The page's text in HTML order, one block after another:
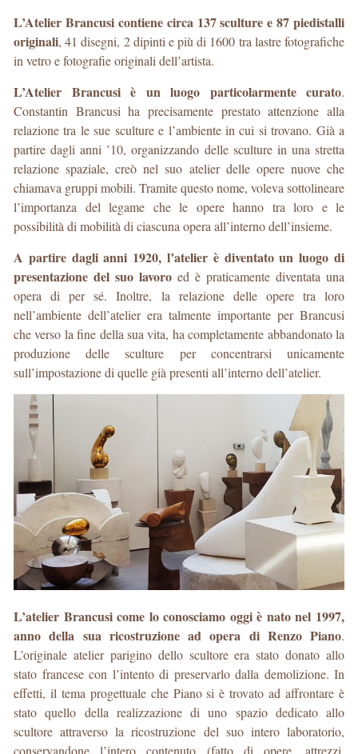
L’Atelier Brancusi contiene circa 137 sculture e 87 piedistalli
originali, 41 disegni, 2 dipinti e più di 1600 tra lastre fotografiche
in vetro e fotografie originali dell’artista.
L’Atelier Brancusi è un luogo particolarmente curato.
Constantin Brancusi ha precisamente prestato attenzione alla
relazione tra le sue sculture e l’ambiente in cui si trovano. Già a
partire dagli anni ’10, organizzando delle sculture in una stretta
relazione spaziale, creò nel suo atelier delle opere nuove che
chiamava gruppi mobili. Tramite questo nome, voleva sottolineare
l’importanza del legame che le opere hanno tra loro e le
possibilità di mobilità di ciascuna opera all’interno dell’insieme.
A partire dagli anni 1920, l’atelier è diventato un luogo di
presentazione del suo lavoro ed è praticamente diventata una
opera di per sé. Inoltre, la relazione delle opere tra loro
nell’ambiente dell’atelier era talmente importante per Brancusi
che verso la fine della sua vita, ha completamente abbandonato la
produzione delle sculture per concentrarsi unicamente
sull’impostazione di quelle già presenti all’interno dell’atelier.
L’atelier Brancusi come lo conosciamo oggi è nato nel 1997,
anno della sua ricostruzione ad opera di Renzo Piano.
L’originale atelier parigino dello scultore era stato donato allo
stato francese con l’intento di preservarlo dalla demolizione. In
effetti, il tema progettuale che Piano si è trovato ad affrontare è
stato quello della realizzazione di uno spazio dedicato allo
scultore attraverso la ricostruzione del suo intero laboratorio,
conservandone l’intero contenuto (fatto di opere, attrezzi,